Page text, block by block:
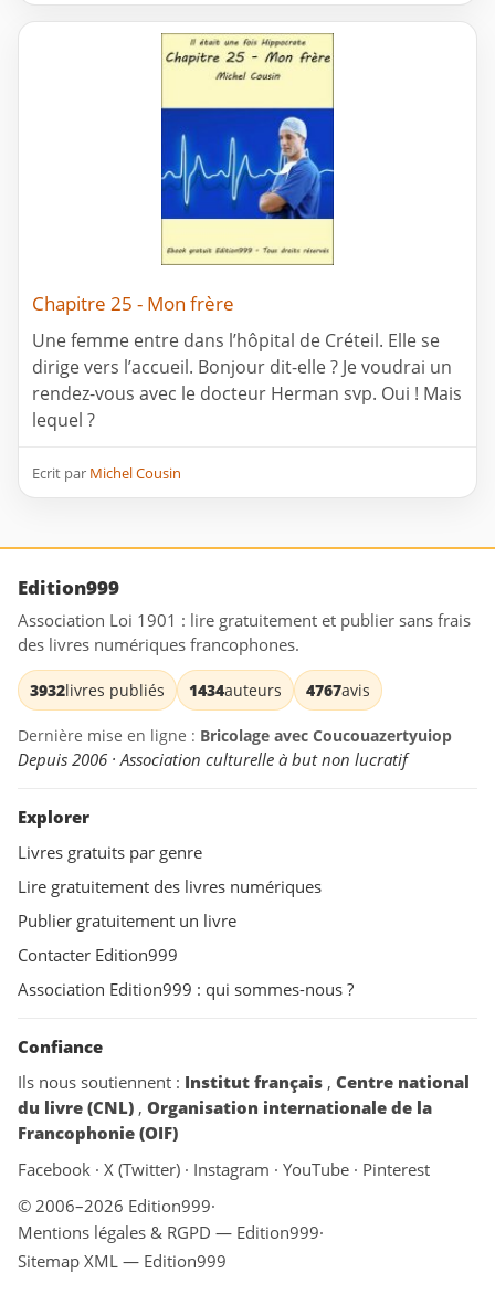
Chapitre 25 - Mon frère
Une femme entre dans l’hôpital de Créteil. Elle se
dirige vers l’accueil. Bonjour dit-elle ? Je voudrai un
rendez-vous avec le docteur Herman svp. Oui ! Mais
lequel ?
Ecrit par Michel Cousin
Edition999
Association Loi 1901 : lire gratuitement et publier sans frais
des livres numériques francophones.
3932livres publiés 1434auteurs 4767avis
Dernière mise en ligne : Bricolage avec Coucouazertyuiop
Depuis 2006 · Association culturelle à but non lucratif
Explorer
Livres gratuits par genre
Lire gratuitement des livres numériques
Publier gratuitement un livre
Contacter Edition999
Association Edition999 : qui sommes-nous ?
Confiance
Ils nous soutiennent : Institut français , Centre national
du livre (CNL) , Organisation internationale de la
Francophonie (OIF)
Facebook · X (Twitter) · Instagram · YouTube · Pinterest
© 2006–2026 Edition999·
Mentions légales & RGPD — Edition999·
Sitemap XML — Edition999